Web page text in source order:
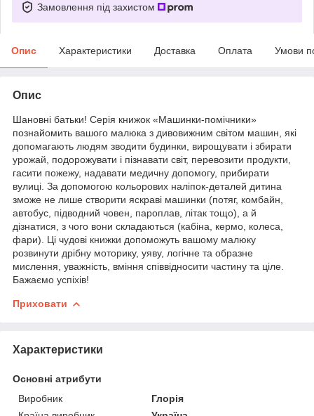
Замовлення під захистом
Опис Характеристики Доставка Оплата Умови
Опис
Шановні батьки! Серія книжок «Машинки-помічники»
познайомить вашого малюка з дивовижним світом машин, які
допомагають людям зводити будинки, вирощувати і збирати
урожай, подорожувати і пізнавати світ, перевозити продукти,
гасити пожежу, надавати медичну допомогу, прибирати
вулиці. За допомогою кольорових наліпок-деталей дитина
зможе не лише створити яскраві машинки (потяг, комбайн,
автобус, підводний човен, пароплав, літак тощо), а й
дізнатися, з чого вони складаються (кабіна, кермо, колеса,
фари). Ці чудові книжки допоможуть вашому малюку
розвинути дрібну моторику, уяву, логічне та образне
мислення, уважність, вміння співвідносити частину та ціле.
Бажаємо успіхів!
Приховати
Характеристики
Основні атрибути
Виробник
Глорія